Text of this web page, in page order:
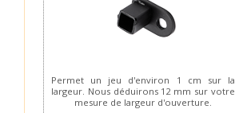
Permet un jeu d'environ 1 cm sur la
largeur. Nous déduirons 12 mm sur votre
mesure de largeur d'ouverture.